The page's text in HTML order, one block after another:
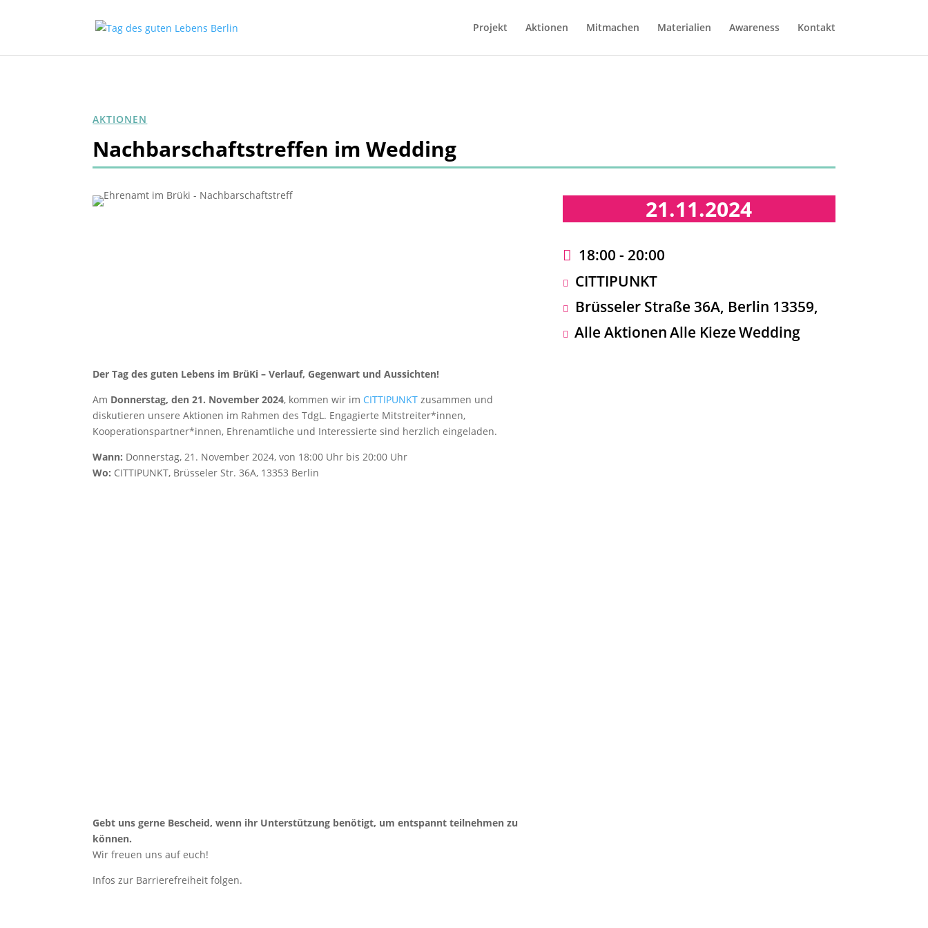
Projekt Aktionen Mitmachen Materialien Awareness Kontakt
AKTIONEN
Nachbarschaftstreffen im Wedding
21.11.2024
18:00 - 20:00
CITTIPUNKT
Brüsseler Straße 36A, Berlin 13359,
Alle AktionenAlle KiezeWedding
Der Tag des guten Lebens im BrüKi – Verlauf, Gegenwart und Aussichten!
Am Donnerstag, den 21. November 2024, kommen wir im CITTIPUNKT zusammen und
diskutieren unsere Aktionen im Rahmen des TdgL. Engagierte Mitstreiter*innen,
Kooperationspartner*innen, Ehrenamtliche und Interessierte sind herzlich eingeladen.
Wann: Donnerstag, 21. November 2024, von 18:00 Uhr bis 20:00 Uhr
Wo: CITTIPUNKT, Brüsseler Str. 36A, 13353 Berlin
Gebt uns gerne Bescheid, wenn ihr Unterstützung benötigt, um entspannt teilnehmen zu
können.
Wir freuen uns auf euch!
Infos zur Barrierefreiheit folgen.